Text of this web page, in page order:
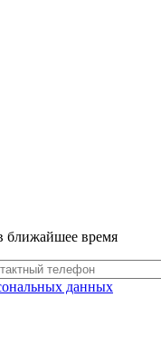
ближайшее время
данных